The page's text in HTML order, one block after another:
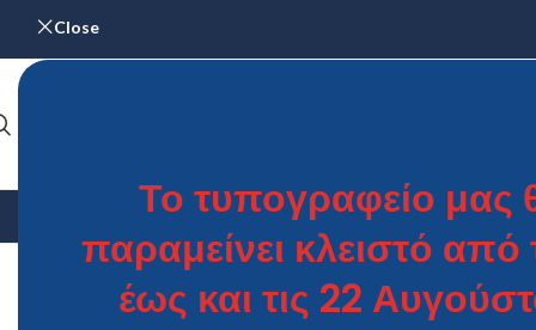
Close
Το τυπογραφείο μας
παραμείνει κλειστό από
έως και τις 22
ΑΡΧΙΚΉ ΓΆΜΟΣ & ΒΆΠΤΙΣΗΗΜΕΡΟΛΌΓΙΑΜΕΝΟΎ –